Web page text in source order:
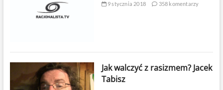
9 stycznia 2018 358 komentarzy
Jak walczyć z rasizmem? Jacek
Tabisz